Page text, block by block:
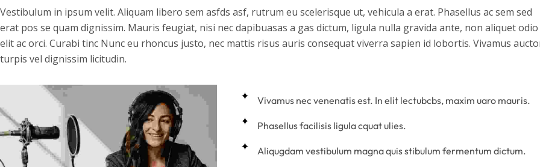
Vestibulum in ipsum velit. Aliquam libero sem asfds asf, rutrum eu scelerisque ut, vehicula a erat. Phasellus ac sem sed
erat pos se quam dignissim. Mauris feugiat, nisi nec dapibuasas a gas dictum, ligula nulla gravida ante, non aliquet odio
elit ac orci. Curabi tinc Nunc eu rhoncus justo, nec mattis risus auris consequat viverra sapien id lobortis. Vivamus
turpis vel dignissim licitudin.
Vivamus nec venenatis est. In elit lectubcbs, maxim uaro mauris.
Phasellus facilisis ligula cquat ulies.
Aliqugdam vestibulum magna quis stibulum fermentum dictum.